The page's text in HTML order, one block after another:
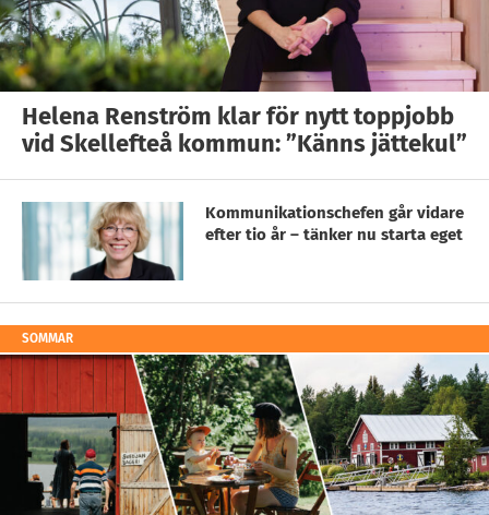
Helena Renström klar för nytt toppjobb
vid Skellefteå kommun: ”Känns jättekul”
Kommunikationschefen går vidare
efter tio år – tänker nu starta eget
SOMMAR